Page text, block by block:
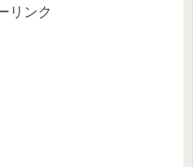
リンク